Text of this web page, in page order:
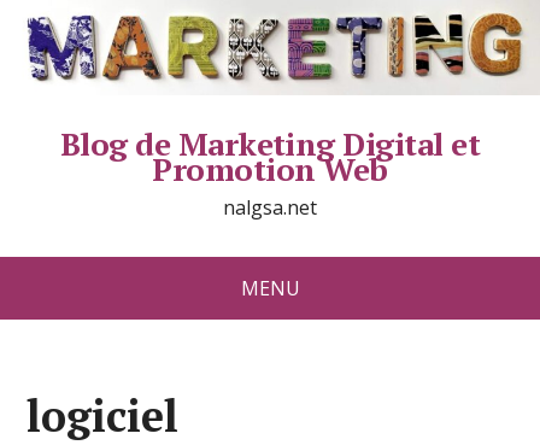
Blog de Marketing Digital et
Promotion Web
nalgsa.net
MENU
logiciel